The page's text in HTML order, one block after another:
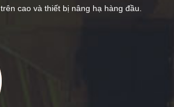
cao và thiết bị nâng hạ hàng đầu.